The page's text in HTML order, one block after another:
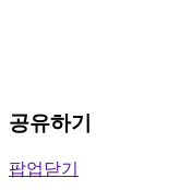
공유하기
팝업닫기